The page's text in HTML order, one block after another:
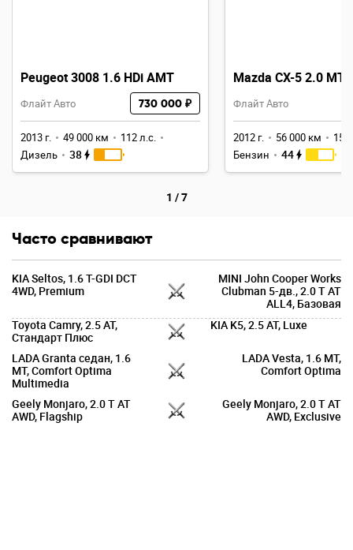
Peugeot 3008 1.6 HDi AMT
Флайт Авто 730 000 ₽
2013 г. 49 000 км
112 л.с.
Дизель
38
Mazda CX-5 2.0 MT
Флайт Авто
2012 г. 56 000 км
150
Бензин
44
1 /7
Часто сравнивают
KIA Seltos, 1.6 T-GDI DCT
4WD, Premium
MINI John Cooper Works
Clubman 5-дв., 2.0 T AT
ALL4, Базовая
Toyota Camry, 2.5 AT,
Стандарт Плюс
KIA K5, 2.5 AT, Luxe
LADA Granta седан, 1.6
MT, Comfort Optima
Multimedia
LADA Vesta, 1.6 MT,
Comfort Optima
Geely Monjaro, 2.0 T AT
AWD, Flagship
Geely Monjaro, 2.0 T AT
AWD, Exclusive